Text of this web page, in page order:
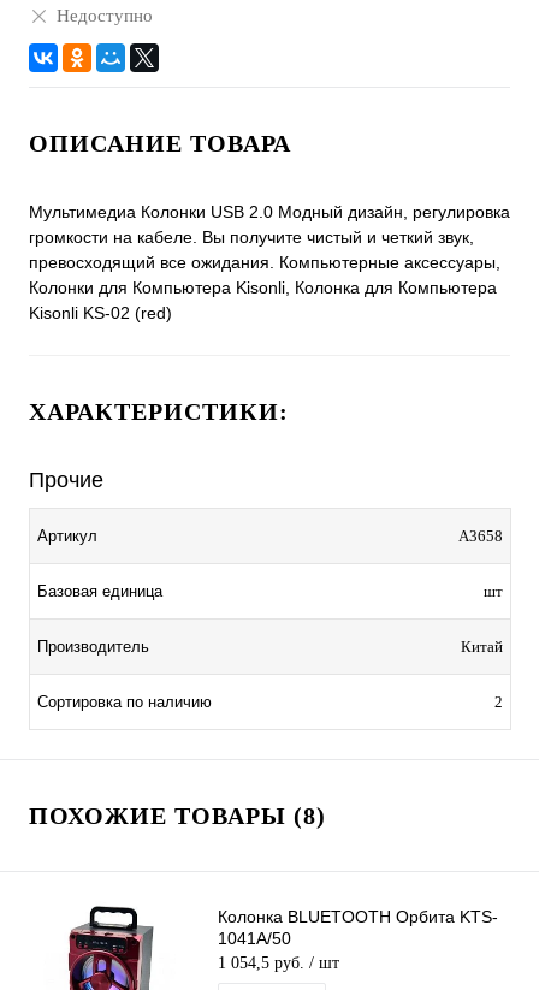
Недоступно
ОПИСАНИЕ ТОВАРА
Мультимедиа Колонки USB 2.0 Модный дизайн, регулировка
громкости на кабеле. Вы получите чистый и четкий звук,
превосходящий все ожидания. Компьютерные аксессуары,
Колонки для Компьютера Kisonli, Колонка для Компьютера
Kisonli KS-02 (red)
ХАРАКТЕРИСТИКИ:
Прочие
Артикул A3658
Базовая единица шт
Производитель Китай
Сортировка по наличию 2
ПОХОЖИЕ ТОВАРЫ (8)
Колонка BLUETOOTH Орбита KTS-
1041A/50
1 054,5 руб. / шт